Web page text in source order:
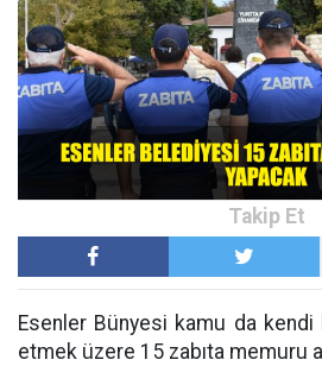
Esenler Bünyesi kamu da
etmek üzere 15 zabıta memuru